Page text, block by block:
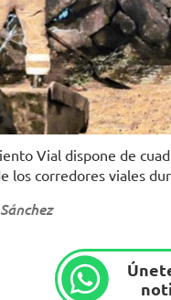
Vial dispone de
los corredores viales